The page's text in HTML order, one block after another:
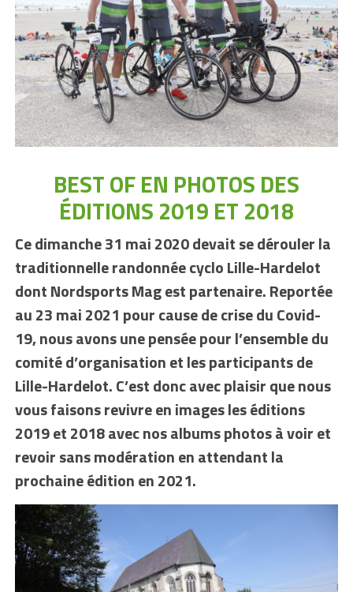
BEST OF EN PHOTOS DES
ÉDITIONS 2019 ET 2018
Ce dimanche 31 mai 2020 devait se dérouler la
traditionnelle randonnée cyclo Lille-Hardelot
dont Nordsports Mag est partenaire. Reportée
au 23 mai 2021 pour cause de crise du Covid-
19, nous avons une pensée pour l’ensemble du
comité d’organisation et les participants de
Lille-Hardelot. C’est donc avec plaisir que nous
vous faisons revivre en images les éditions
2019 et 2018 avec nos albums photos à voir et
revoir sans modération en attendant la
prochaine édition en 2021.